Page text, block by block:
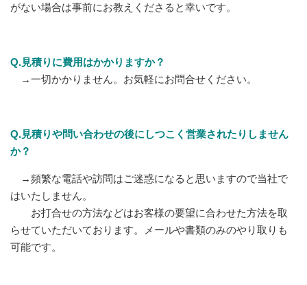
がない場合は事前にお教えくださると幸いです。
Q.見積りに費用はかかりますか？
→一切かかりません。お気軽にお問合せください。
Q.見積りや問い合わせの後にしつこく営業されたりしません
か？
→頻繁な電話や訪問はご迷惑になると思いますので当社で
はいたしません。
お打合せの方法などはお客様の要望に合わせた方法を取
らせていただいております。メールや書類のみのやり取りも
可能です。